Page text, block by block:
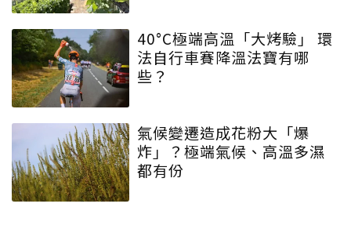
40°C極端高溫「大烤驗」 環
法自行車賽降溫法寶有哪
些？
氣候變遷造成花粉大「爆
炸」？極端氣候、高溫多濕
都有份